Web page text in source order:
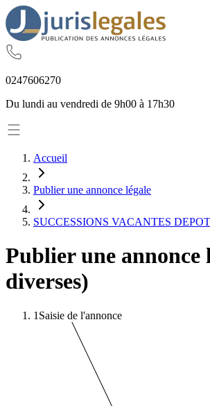
0247606270
Du lundi au vendredi de 9h00 à 17h30
Accueil
Publier une annonce légale
SUCCESSIONS VACANTES
Publier une annonce
diverses)
1 Saisie de l'annonce